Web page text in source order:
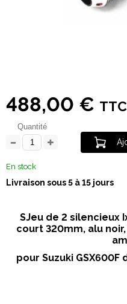
488,00 € TTC
Quantité
En stock
Livraison sous 5 à 15 jours
SJeu de 2 silencieux
court 320mm, alu
pour Suzuki GSX600F